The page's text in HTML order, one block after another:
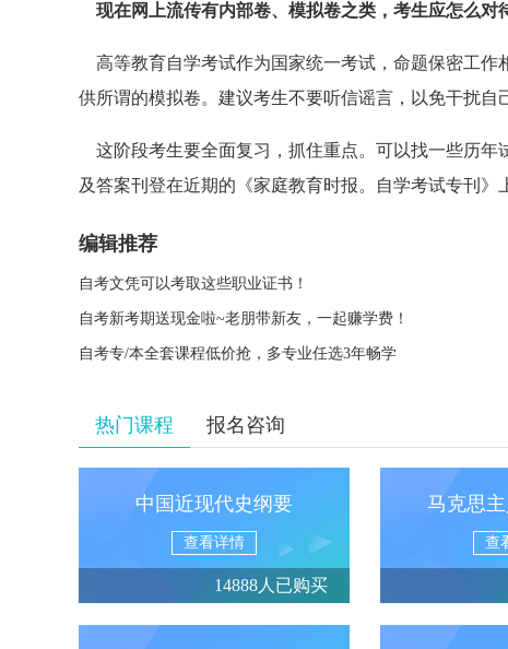
现在网上流传有内部卷、模拟卷之类，考生应怎么对
高等教育自学考试作为国家统一考试，命题保密工作
供所谓的模拟卷。建议考生不要听信谣言，以免干扰自
这阶段考生要全面复习，抓住重点。可以找一些历年
及答案刊登在近期的《家庭教育时报。自学考试专刊》
编辑推荐
自考文凭可以考取这些职业证书！
自考新考期送现金啦~老朋带新友，一起赚学费！
自考专/本全套课程低价抢，多专业任选3年畅学
热门课程 报名咨询
中国近现代史纲要
查看详情
14888人已购买
马克思
查